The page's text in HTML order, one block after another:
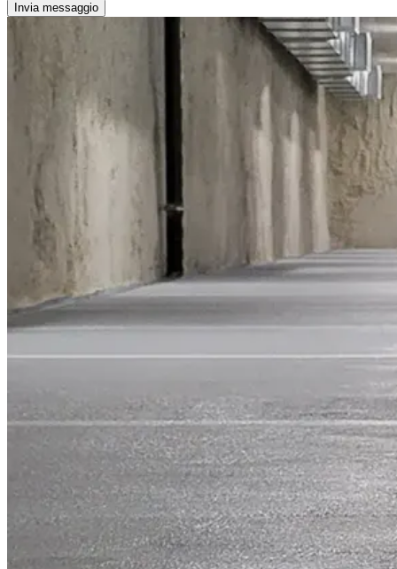
Invia messaggio